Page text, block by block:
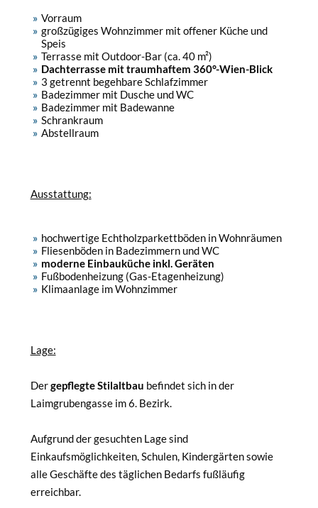
Vorraum
großzügiges Wohnzimmer mit offener Küche und
Speis
Terrasse mit Outdoor-Bar (ca. 40 m²)
Dachterrasse mit traumhaftem 360°-Wien-Blick
3 getrennt begehbare Schlafzimmer
Badezimmer mit Dusche und WC
Badezimmer mit Badewanne
Schrankraum
Abstellraum
Ausstattung:
hochwertige Echtholzparkettböden in Wohnräumen
Fliesenböden in Badezimmern und WC
moderne Einbauküche inkl. Geräten
Fußbodenheizung (Gas-Etagenheizung)
Klimaanlage im Wohnzimmer
Lage:
Dergepflegte Stilaltbau befindet sich in der
Laimgrubengasse im 6. Bezirk.
Aufgrund der gesuchten Lage sind
Einkaufsmöglichkeiten, Schulen, Kindergärten sowie
alle Geschäfte des täglichen Bedarfs fußläufig
erreichbar.